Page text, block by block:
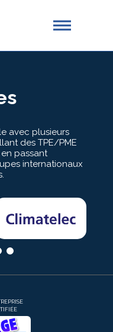
avec plusieurs
des TPE/PME
passant
internationaux